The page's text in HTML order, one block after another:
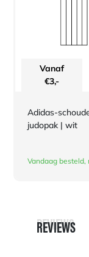
Vanaf
€3,-
Adidas-
judopak | wit
Vandaag besteld,
REVIEWS
REVIEWS